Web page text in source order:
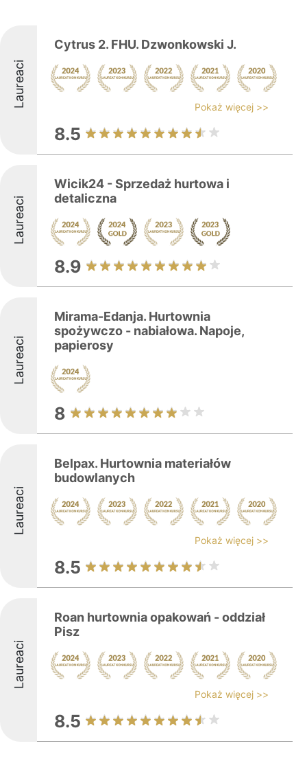
Laureaci
Cytrus 2. FHU. Dzwonkowski J.
Pokaż więcej >>
8.5
Laureaci
Wicik24 - Sprzedaż hurtowa i
detaliczna
8.9
Laureaci
Mirama-Edanja. Hurtownia
spożywczo - nabiałowa. Napoje,
papierosy
8
Laureaci
Belpax. Hurtownia materiałów
budowlanych
Pokaż więcej >>
8.5
Laureaci
Roan hurtownia opakowań - oddział
Pisz
Pokaż więcej >>
8.5